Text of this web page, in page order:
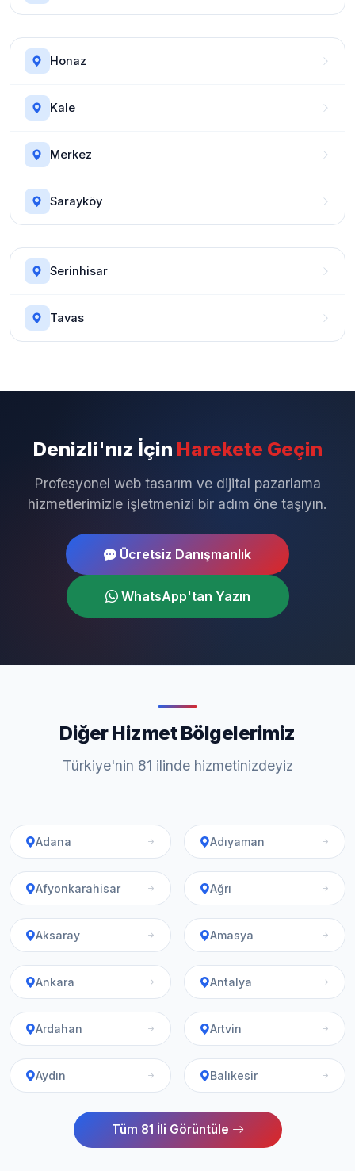
Honaz
Kale
Merkez
Sarayköy
Serinhisar
Tavas
Denizli'nız İçin Harekete Geçin
Profesyonel web tasarım ve dijital pazarlama
hizmetlerimizle işletmenizi bir adım öne taşıyın.
Ücretsiz Danışmanlık
WhatsApp'tan Yazın
Diğer Hizmet Bölgelerimiz
Türkiye'nin 81 ilinde hizmetinizdeyiz
Adana Adıyaman
Afyonkarahisar Ağrı
Aksaray Amasya
Ankara Antalya
Ardahan Artvin
Aydın Balıkesir
Tüm 81 İli Görüntüle